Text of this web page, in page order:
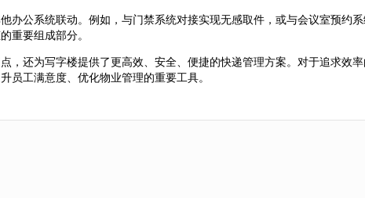
办公系统联动。例如，与门禁系统对接实现无感取件，或与会议室预约
重要组成部分。
，还为写字楼提供了更高效、安全、便捷的快递管理方案。对于追求效
员工满意度、优化物业管理的重要工具。